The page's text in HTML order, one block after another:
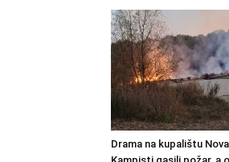
Drama na kupalištu